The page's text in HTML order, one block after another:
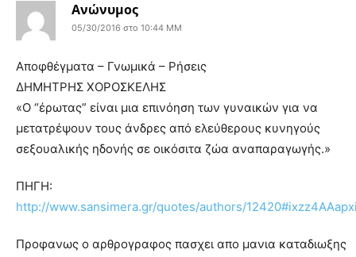
Ανώνυμος
05/30/2016 στο 10:44 ΜΜ
Αποφθέγματα – Γνωμικά – Ρήσεις
ΔΗΜΗΤΡΗΣ ΧΟΡΟΣΚΕΛΗΣ
«Ο “έρωτας” είναι μια επινόηση των γυναικών για να
μετατρέψουν τους άνδρες από ελεύθερους κυνηγούς
σεξουαλικής ηδονής σε οικόσιτα ζώα αναπαραγωγής.»
ΠΗΓΗ:
http://www.sansimera.gr/quotes/authors/
Προφανως ο αρθρογραφος πασχει απο μανια καταδιωξης